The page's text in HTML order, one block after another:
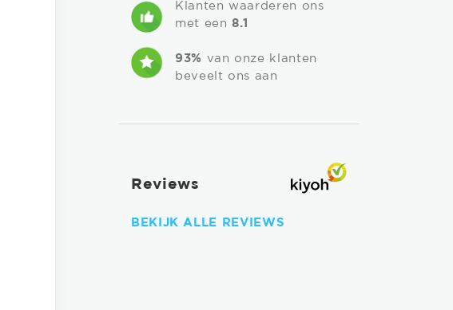
Klanten waarderen ons
met een8.1
93%
van onze klanten
beveelt ons aan
Reviews
BEKIJK ALLE REVIEWS